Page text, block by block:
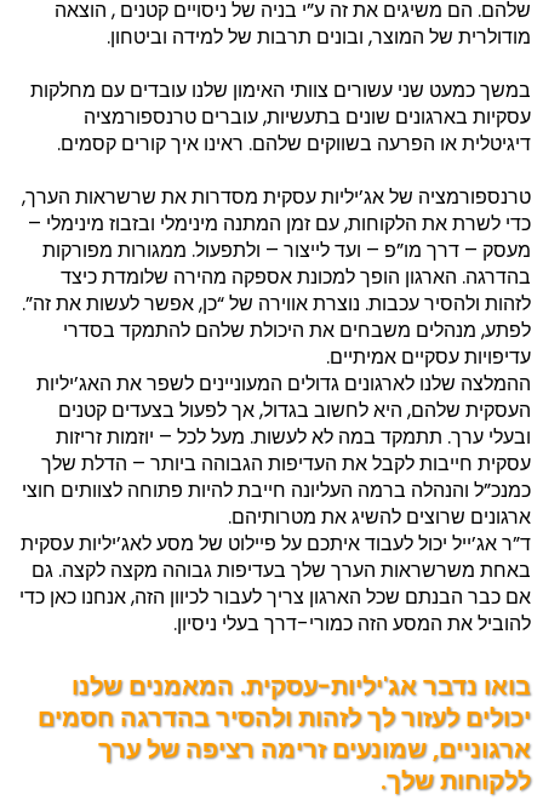
שלהם. הם משיגים את זה ע”י בניה של ניסויים קטנים , הוצאה
מודולרית של המוצר, ובונים תרבות של למידה וביטחון.
במשך כמעט שני עשורים צוותי האימון שלנו עובדים עם מחלקות
עסקיות בארגונים שונים בתעשיות, עוברים טרנספורמציה
דיגיטלית או הפרעה בשווקים שלהם. ראינו איך קורים קסמים.
טרנספורמציה של אג’יליות עסקית מסדרות את שרשראות הערך,
כדי לשרת את הלקוחות, עם זמן המתנה מינימלי ובזבוז מינימלי –
מעסק – דרך מו”פ – ועד לייצור – ולתפעול. ממגורות מפורקות
בהדרגה. הארגון הופך למכונת אספקה מהירה שלומדת כיצד
לזהות ולהסיר עכבות. נוצרת אווירה של “כן, אפשר לעשות את זה”.
לפתע, מנהלים משבחים את היכולת שלהם להתמקד בסדרי
עדיפויות עסקיים אמיתיים.
ההמלצה שלנו לארגונים גדולים המעוניינים לשפר את האג’יליות
העסקית שלהם, היא לחשוב בגדול, אך לפעול בצעדים קטנים
ובעלי ערך. תתמקד במה לא לעשות. מעל לכל – יוזמות זריזות
עסקית חייבות לקבל את העדיפות הגבוהה ביותר – הדלת שלך
כמנכ”ל והנהלה ברמה העליונה חייבת להיות פתוחה לצוותים חוצי
ארגונים שרוצים להשיג את מטרותיהם.
ד”ר אג’ייל יכול לעבוד איתכם על פיילוט של מסע לאג’יליות עסקית
באחת משרשראות הערך שלך בעדיפות גבוהה מקצה לקצה. גם
אם כבר הבנתם שכל הארגון צריך לעבור לכיוון הזה, אנחנו כאן כדי
להוביל את המסע הזה כמורי-דרך בעלי ניסיון.
בואו נדבר אג'יליות-עסקית. המאמנים שלנו
יכולים לעזור לך לזהות ולהסיר בהדרגה חסמים
ארגוניים, שמונעים זרימה רציפה של ערך
ללקוחות שלך.